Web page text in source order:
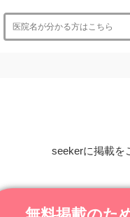
seekerに掲載を